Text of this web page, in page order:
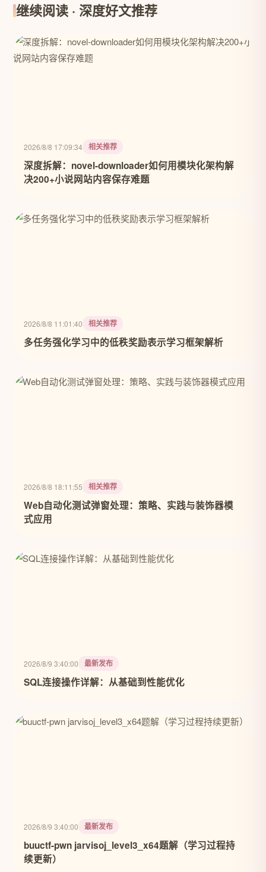
继续阅读 · 深度好文推荐
2026/8/8 17:09:34 相关推荐
深度拆解：novel-downloader如何用模块化架构解
决200+小说网站内容保存难题
2026/8/8 11:01:40 相关推荐
多任务强化学习中的低秩奖励表示学习框架解析
2026/8/8 18:11:55 相关推荐
Web自动化测试弹窗处理：策略、实践与装饰器模
式应用
2026/8/9 3:40:00 最新发布
SQL连接操作详解：从基础到性能优化
2026/8/9 3:40:00 最新发布
buuctf-pwn jarvisoj_level3_x64题解（学习过程持
续更新）